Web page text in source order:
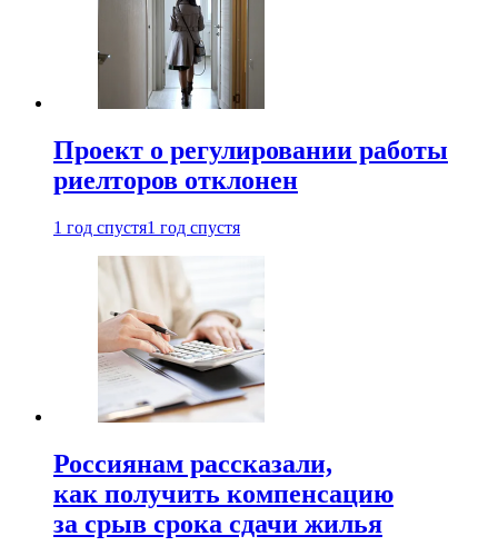
Проект о регулировании работы
риелторов отклонен
1 год спустя1 год спустя
Россиянам рассказали,
как получить компенсацию
за срыв срока сдачи жилья